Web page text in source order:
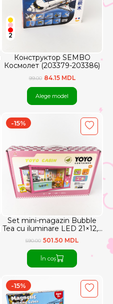
Конструктор SEMBO
Космолет (203379-203386)
2
99.00 84.15 MDL
Alege model
Set mini-magazin Bubble
Tea cu iluminare LED 21×12,5
cm
-15%
590.00 501.50 MDL
În coș
-15%